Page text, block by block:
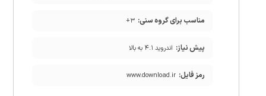
مناسب برای گروه سنی: ۳+
پیش نیاز: اندروید ۴.۱ به بالا
رمز فایل: www.download.ir